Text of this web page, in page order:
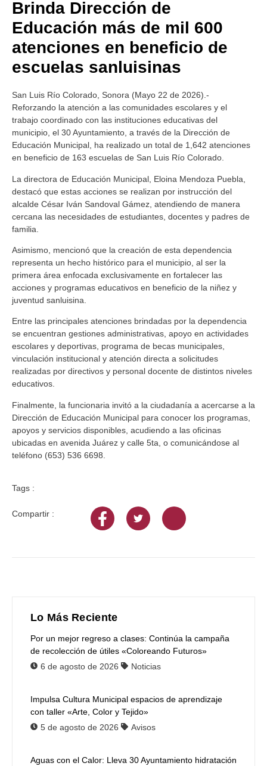
Brinda Dirección de
Educación más de mil 600
atenciones en beneficio de
escuelas sanluisinas
San Luis Río Colorado, Sonora (Mayo 22 de 2026).-
Reforzando la atención a las comunidades escolares y el
trabajo coordinado con las instituciones educativas del
municipio, el 30 Ayuntamiento, a través de la Dirección de
Educación Municipal, ha realizado un total de 1,642 atenciones
en beneficio de 163 escuelas de San Luis Río Colorado.
La directora de Educación Municipal, Eloina Mendoza Puebla,
destacó que estas acciones se realizan por instrucción del
alcalde César Iván Sandoval Gámez, atendiendo de manera
cercana las necesidades de estudiantes, docentes y padres de
familia.
Asimismo, mencionó que la creación de esta dependencia
representa un hecho histórico para el municipio, al ser la
primera área enfocada exclusivamente en fortalecer las
acciones y programas educativos en beneficio de la niñez y
juventud sanluisina.
Entre las principales atenciones brindadas por la dependencia
se encuentran gestiones administrativas, apoyo en actividades
escolares y deportivas, programa de becas municipales,
vinculación institucional y atención directa a solicitudes
realizadas por directivos y personal docente de distintos niveles
educativos.
Finalmente, la funcionaria invitó a la ciudadanía a acercarse a la
Dirección de Educación Municipal para conocer los programas,
apoyos y servicios disponibles, acudiendo a las oficinas
ubicadas en avenida Juárez y calle 5ta, o comunicándose al
teléfono (653) 536 6698.
Tags :
Compartir :
Lo Más Reciente
Por un mejor regreso a clases: Continúa la campaña
de recolección de útiles «Coloreando Futuros»
6 de agosto de 2026
Noticias
Impulsa Cultura Municipal espacios de aprendizaje
con taller «Arte, Color y Tejido»
5 de agosto de 2026
Avisos
Aguas con el Calor: Lleva 30 Ayuntamiento hidratación